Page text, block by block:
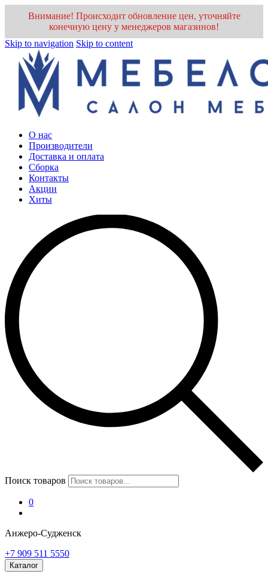
Внимание! Происходит обновление цен, уточняйте
конечную цену у менеджеров магазинов!
Skip to navigation Skip to content
О нас
Производители
Доставка и оплата
Cборка
Контакты
Акции
Хиты
Поиск товаров
0
Анжеро-Судженск
+7 909 511 5550
Каталог